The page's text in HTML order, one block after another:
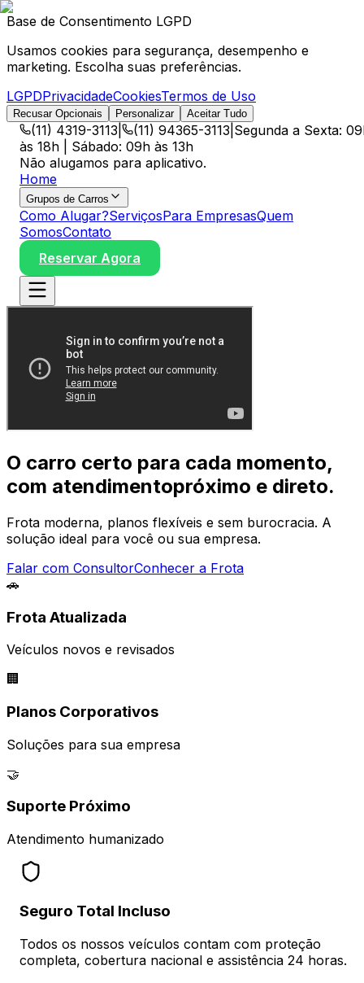
Base de Consentimento LGPD
Usamos cookies para segurança, desempenho e
marketing. Escolha suas preferências.
LGPDPrivacidadeCookiesTermos de Uso
Recusar Opcionais Personalizar Aceitar Tudo
(11) 4319-3113 (11) 94365-3113 Segunda a Sexta:
às 18h | Sábado: 09h às 13h
Não alugamos para aplicativo.
Home
Grupos de Carros
Como Alugar?ServiçosPara EmpresasQuem
SomosContato
Reservar Agora
O carro certo para cada momento,
com atendimentopróximo e direto.
Frota moderna, planos flexíveis e sem burocracia. A
solução ideal para você ou sua empresa.
Falar com ConsultorConhecer a Frota
🚗
Frota Atualizada
Veículos novos e revisados
🏢
Planos Corporativos
Soluções para sua empresa
🤝
Suporte Próximo
Atendimento humanizado
Seguro Total Incluso
Todos os nossos veículos contam com proteção
completa, cobertura nacional e assistência 24 horas.